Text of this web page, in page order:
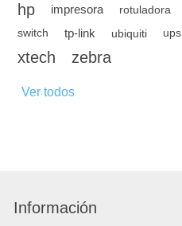
hp impresora rotuladora
switch tp-link ubiquiti ups
xtech zebra
Ver todos
Información